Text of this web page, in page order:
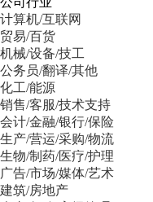
计算机/互联网
贸易/百货
机械/设备/技工
公务员/翻译/其他
化工/能源
销售/客服/技术支持
会计/金融/银行/保险
生产/营运/采购/物流
生物/制药/医疗/护理
广告/市场/媒体/艺术
建筑/房地产